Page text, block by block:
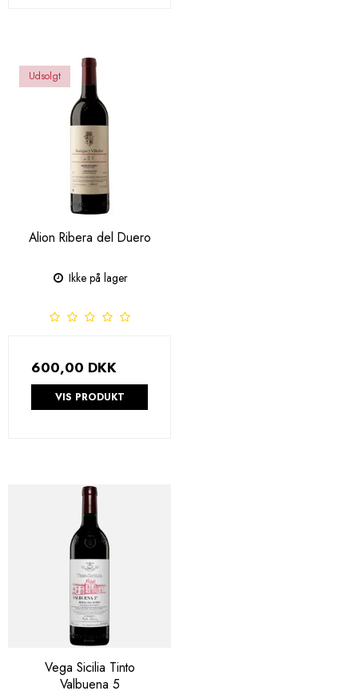
Udsolgt
Alion Ribera del Duero
Ikke på lager
600,00 DKK
VIS PRODUKT
Vega Sicilia Tinto
Valbuena 5